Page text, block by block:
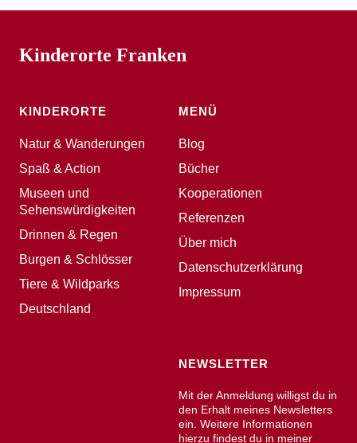
Kinderorte Franken
KINDERORTE
Natur & Wanderungen
Spaß & Action
Museen und
Sehenswürdigkeiten
Drinnen & Regen
Burgen & Schlösser
Tiere & Wildparks
Deutschland
MENÜ
Blog
Bücher
Kooperationen
Referenzen
Über mich
Datenschutzerklärung
Impressum
NEWSLETTER
Mit der Anmeldung willigst du in
den Erhalt meines Newsletters
ein. Weitere Informationen
hierzu findest du in meiner